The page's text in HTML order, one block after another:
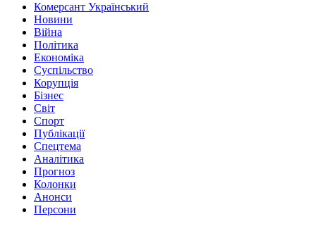
Комерсант Український
Новини
Війна
Політика
Економіка
Суспільство
Корупція
Бізнес
Світ
Спорт
Публікації
Спецтема
Аналітика
Прогноз
Колонки
Анонси
Персони